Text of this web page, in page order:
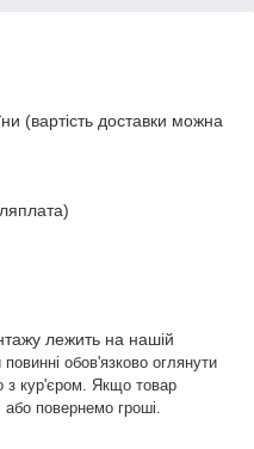
(вартість доставки можна
лежить на нашій
обов'язково оглянути
з кур'єром. Якщо товар
повернемо гроші.